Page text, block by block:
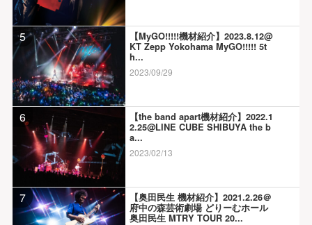
5
【MyGO!!!!!機材紹介】2023.8.12@
KT Zepp Yokohama MyGO!!!!! 5t
h...
2023/09/29
6
【the band apart機材紹介】2022.1
2.25@LINE CUBE SHIBUYA the b
a...
2023/02/13
7
【奥田民生 機材紹介】2021.2.26＠
府中の森芸術劇場 どりーむホール
奥田民生 MTRY TOUR 20...